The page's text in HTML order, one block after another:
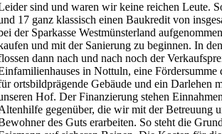
sind und waren wir keine reichen Leute.
17 ganz klassisch einen Baukredit von
der Sparkasse Westmünsterland
und mit der Sanierung zu beginnen. In
dann nach und nach noch der
in Nottuln, eine Fördersumme
ortsbildprägende Gebäude und ein Darlehen
Hof. Der Finanzierung stehen
gegenüber, die wir mit der Betreuung
des Guts erarbeiten. So steht die